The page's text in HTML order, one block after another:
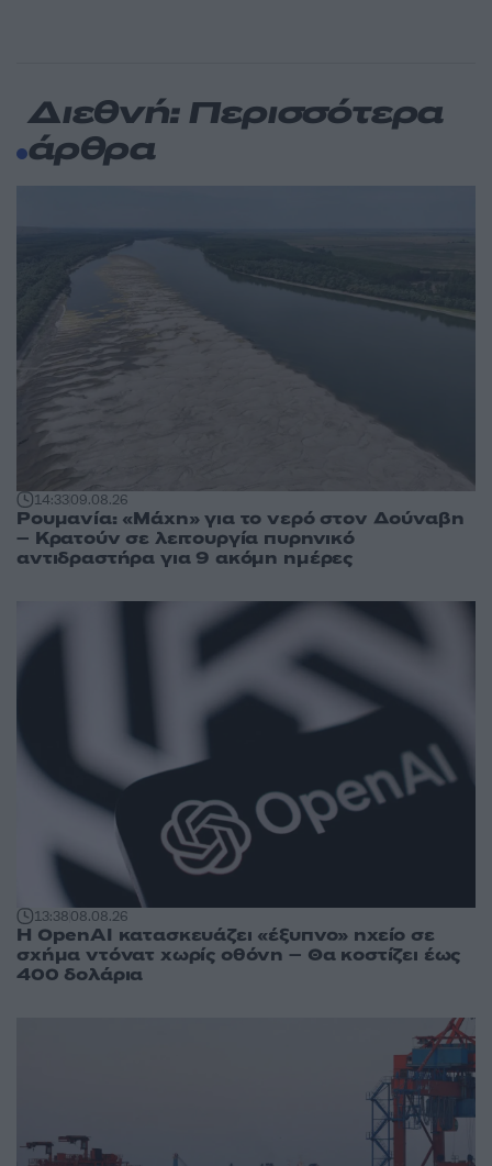
Διεθνή: Περισσότερα
άρθρα
14:3309.08.26
Ρουμανία: «Μάχη» για το νερό στον Δούναβη
– Κρατούν σε λειτουργία πυρηνικό
αντιδραστήρα για 9 ακόμη ημέρες
13:3808.08.26
Η OpenAI κατασκευάζει «έξυπνο» ηχείο σε
σχήμα ντόνατ χωρίς οθόνη – Θα κοστίζει έως
400 δολάρια